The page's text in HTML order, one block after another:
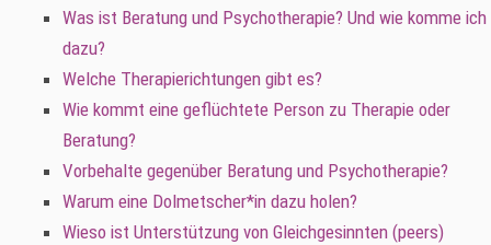
Was ist Beratung und Psychotherapie? Und wie komme ich
dazu?
Welche Therapierichtungen gibt es?
Wie kommt eine geflüchtete Person zu Therapie oder
Beratung?
Vorbehalte gegenüber Beratung und Psychotherapie?
Warum eine Dolmetscher*in dazu holen?
Wieso ist Unterstützung von Gleichgesinnten (peers)